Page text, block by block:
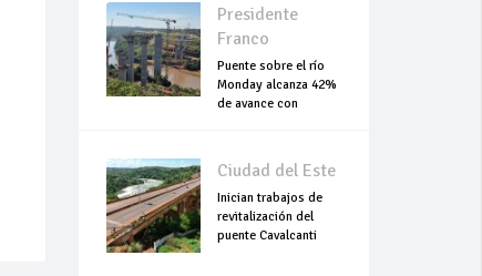
Presidente
Franco
Puente sobre el río
Monday alcanza 42%
de avance con
Ciudad del Este
Inician trabajos de
revitalización del
puente Cavalcanti